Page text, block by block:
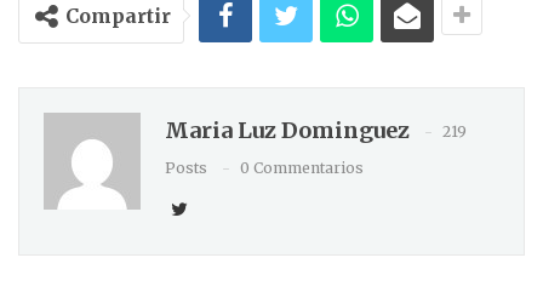
Compartir
Maria Luz Dominguez
219
Posts
0 Commentarios